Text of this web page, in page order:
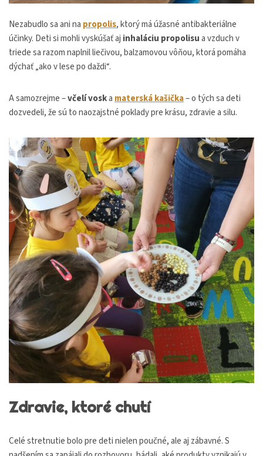
Nezabudlo sa ani na propolis, ktorý má úžasné antibakteriálne
účinky. Deti si mohli vyskúšať aj inhaláciu propolisua vzduch v
triede sa razom naplnil liečivou, balzamovou vôňou, ktorá pomáha
dýchať „ako v lese po daždi“.
A samozrejme –včelí voska materská kašička– o tých sa deti
dozvedeli, že sú to naozajstné poklady pre krásu, zdravie a silu.
Zdravie, ktoré chutí
Celé stretnutie bolo pre deti nielen poučné, ale aj zábavné. S